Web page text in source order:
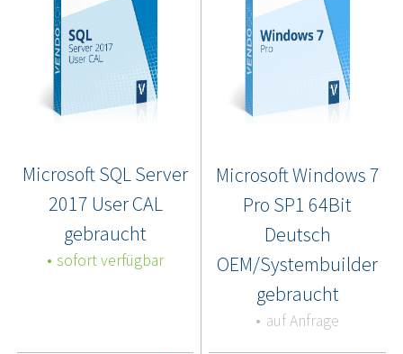
Microsoft SQL Server
2017 User CAL
gebraucht
sofort verfügbar
Microsoft Windows 7
Pro SP1 64Bit
Deutsch
OEM/Systembuilder
gebraucht
auf Anfrage